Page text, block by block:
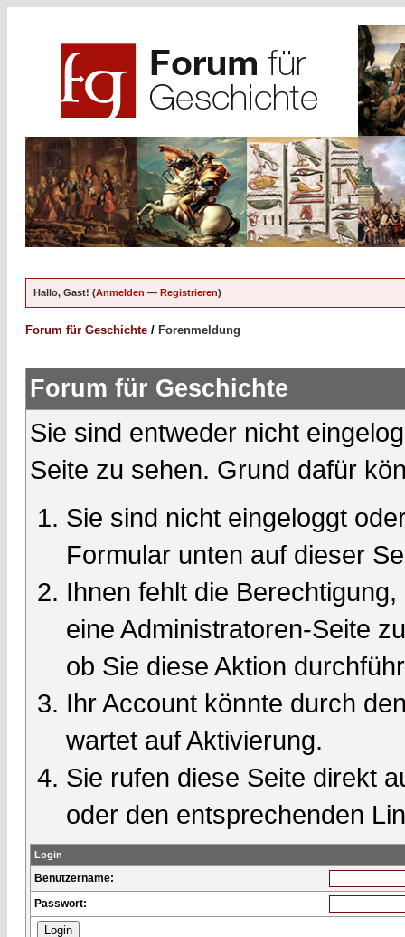
Hallo, Gast! (Anmelden — Registrieren)
Forum für Geschichte / Forenmeldung
Forum für Geschichte
Sie sind entweder nicht
Seite zu sehen. Grund dafür
Sie sind nicht eingeloggt
Formular unten auf dieser
Ihnen fehlt die
eine Administratoren-Seite
ob Sie diese Aktion
Ihr Account könnte durch
wartet auf Aktivierung.
Sie rufen diese Seite direkt
oder den entsprechenden
Login
Benutzername:
Passwort: